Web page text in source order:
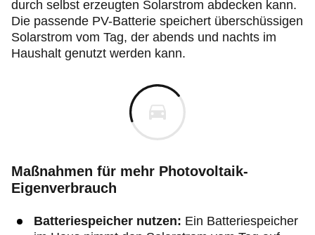
durch selbst erzeugten Solarstrom abdecken kann.
Die passende PV-Batterie speichert überschüssigen
Solarstrom vom Tag, der abends und nachts im
Haushalt genutzt werden kann.
Maßnahmen für mehr Photovoltaik-
Eigenverbrauch
Batteriespeicher nutzen: Ein Batteriespeicher